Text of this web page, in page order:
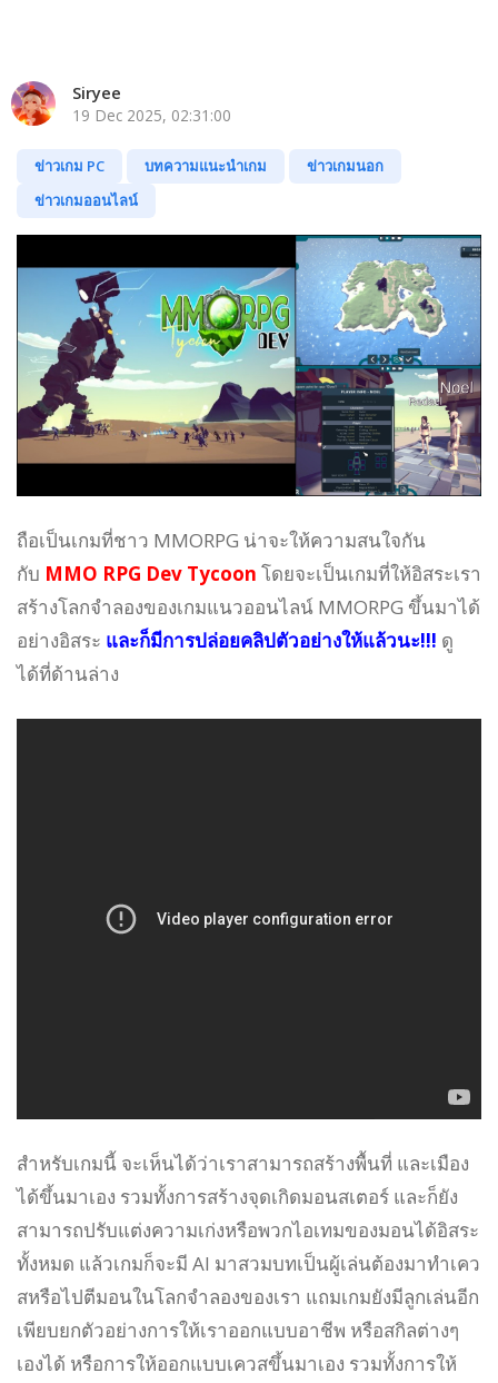
Siryee
19 Dec 2025, 02:31:00
ข่าวเกม PC บทความแนะนำเกม
ข่าวเกมนอก
ข่าวเกมออนไลน์
ถือเป็นเกมที่ชาว MMORPG น่าจะให้ความสนใจกัน
กับ MMO RPG Dev Tycoon โดยจะเป็นเกมที่ให้อิสระเรา
สร้างโลกจำลองของเกมแนวออนไลน์ MMORPG ขึ้นมาได้
อย่างอิสระ และก็มีการปล่อยคลิปตัวอย่างให้แล้วนะ!!! ดู
ได้ที่ด้านล่าง
สำหรับเกมนี้ จะเห็นได้ว่าเราสามารถสร้างพื้นที่ และเมือง
ได้ขึ้นมาเอง รวมทั้งการสร้างจุดเกิดมอนสเตอร์ และก็ยัง
สามารถปรับแต่งความเก่งหรือพวกไอเทมของมอนได้อิสระ
ทั้งหมด แล้วเกมก็จะมี AI มาสวมบทเป็นผู้เล่นต้องมาทำเคว
สหรือไปตีมอนในโลกจำลองของเรา แถมเกมยังมีลูกเล่นอีก
เพียบยกตัวอย่างการให้เราออกแบบอาชีพ หรือสกิลต่างๆ
เองได้ หรือการให้ออกแบบเควสขึ้นมาเอง รวมทั้งการให้